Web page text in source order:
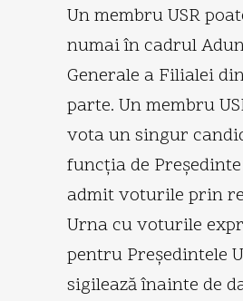
Un membru USR
numai în cadrul
Generale a Filialei
parte. Un membru
vota un singur
funcţia de Preşedinte
admit voturile prin
Urna cu voturile
pentru Preşedintele
sigilează înainte de